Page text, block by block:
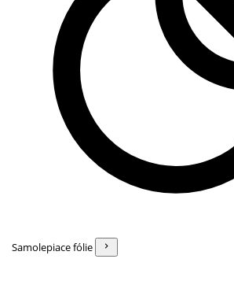
Samolepiace fólie